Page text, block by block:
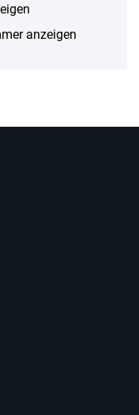
anzeigen